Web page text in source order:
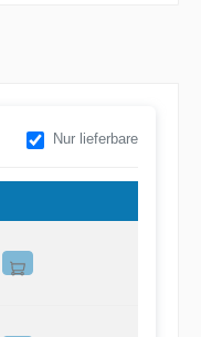
Nur lieferbare